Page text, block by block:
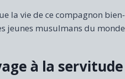
la vie de ce compagnon
jeunes musulmans du
à la servitude